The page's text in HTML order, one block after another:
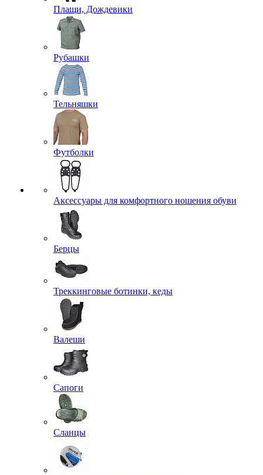
Плащи, Дождевики
Рубашки
Тельняшки
Футболки
Аксессуары для комфортного ношения обуви
Берцы
Треккинговые ботинки, кеды
Валеши
Сапоги
Сланцы